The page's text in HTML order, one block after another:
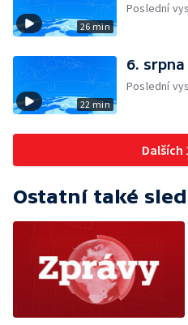
26 min
Poslední
22 min
6. srpna
Poslední
Dalších
Ostatní také